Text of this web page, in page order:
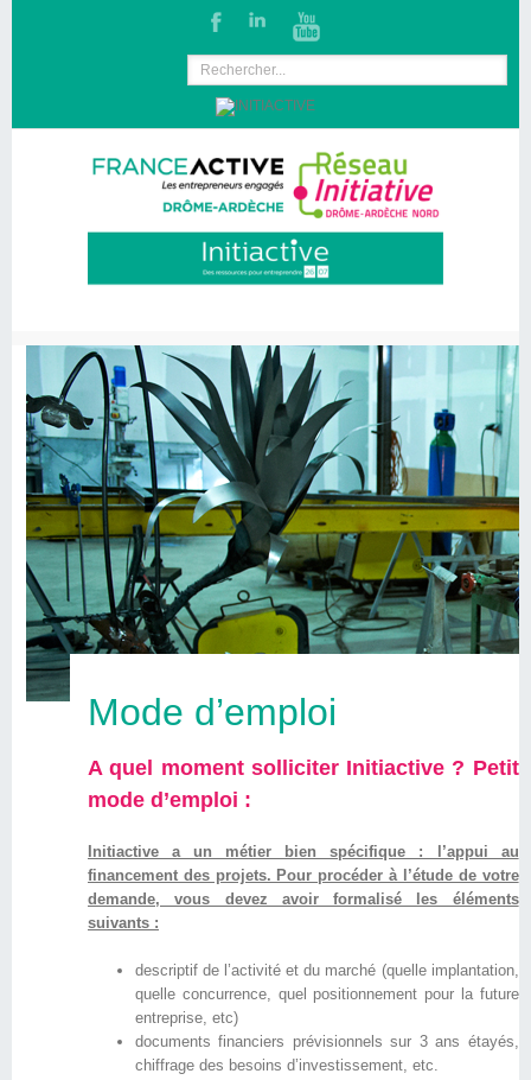
Mode d’emploi
A quel moment solliciter Initiactive ? Petit
mode d’emploi :
Initiactive a un métier bien spécifique : l’appui au
financement des projets. Pour procéder à l’étude de votre
demande, vous devez avoir formalisé les éléments
suivants :
descriptif de l’activité et du marché (quelle implantation,
quelle concurrence, quel positionnement pour la future
entreprise, etc)
documents financiers prévisionnels sur 3 ans étayés,
chiffrage des besoins d’investissement, etc.